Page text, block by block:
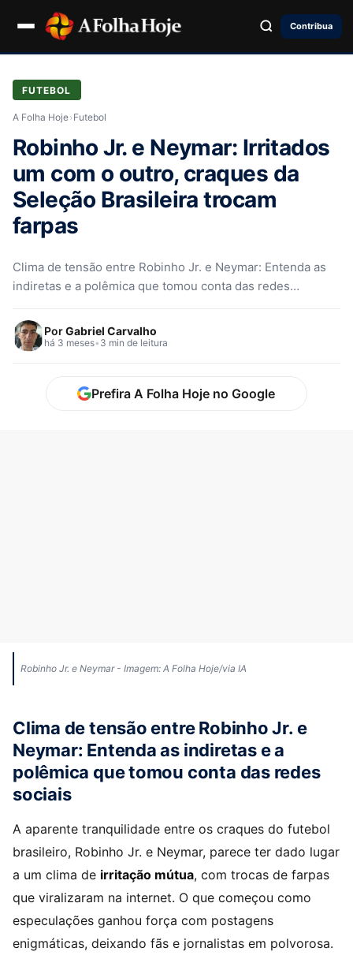
Contribua
FUTEBOL
A Folha Hoje› Futebol
Robinho Jr. e Neymar: Irritados
um com o outro, craques da
Seleção Brasileira trocam
farpas
Clima de tensão entre Robinho Jr. e Neymar: Entenda as
indiretas e a polêmica que tomou conta das redes
PorGabriel Carvalho
há 3 meses• 3 min de leitura
Prefira A Folha Hoje no Google
Robinho Jr. e Neymar - Imagem: A Folha Hoje/via IA
Clima de tensão entre Robinho Jr. e
Neymar: Entenda as indiretas e a
polêmica que tomou conta das redes
sociais
A aparente tranquilidade entre os craques do futebol
brasileiro, Robinho Jr. e Neymar, parece ter dado lugar
a um clima de irritação mútua, com trocas de farpas
que viralizaram na internet. O que começou como
especulações ganhou força com postagens
enigmáticas, deixando fãs e jornalistas em polvorosa.